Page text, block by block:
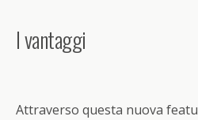
I vantaggi
Attraverso questa nuova